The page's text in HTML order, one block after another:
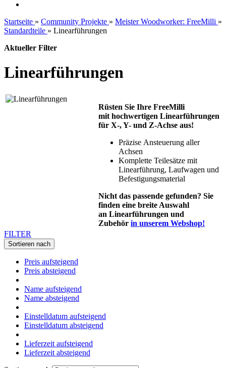
Startseite » Community Projekte » Meister Woodworker: FreeMilli »
Standardteile » Linearführungen
Aktueller Filter
Linearführungen
Rüsten Sie Ihre FreeMilli
mit hochwertigen Linearführungen
für X-, Y- und Z-Achse aus!
Präzise Ansteuerung aller
Achsen
Komplette Teilesätze mit
Linearführung, Laufwagen und
Befestigungsmaterial
Nicht das passende gefunden? Sie
finden eine breite Auswahl
an Linearführungen und
Zubehör in unserem Webshop!
FILTER
Sortieren nach
Preis aufsteigend
Preis absteigend
Name aufsteigend
Name absteigend
Einstelldatum aufsteigend
Einstelldatum absteigend
Lieferzeit aufsteigend
Lieferzeit absteigend